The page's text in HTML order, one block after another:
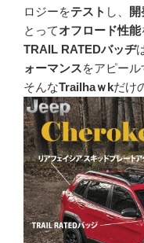
ロジーをテスト し、 開
とってオフロード性能
TRAIL RATEDバッヂ
ォーマンスをアピー
そんなTrailhaｗkだけ